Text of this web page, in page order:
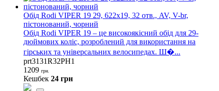
Обід Rodi VIPER 19 29, 622x19, 32 отв., AV, V-br,
пістонований, чорний
Обід Rodi VIPER 19 – це високоякісний обід для 29-
дюймових коліс, розроблений для використання на
гірських та універсальних велосипедах. Ш�...
prt3131R32PH1
1209 грн.
Кешбек 24 грн